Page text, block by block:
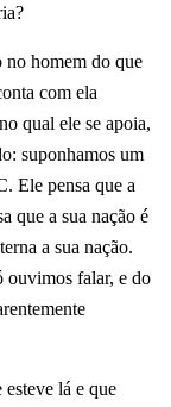
no homem do que
com ela
qual ele se apoia,
suponhamos um
Ele pensa que a
que a sua nação é
a sua nação.
ouvimos falar, e do
lá e que